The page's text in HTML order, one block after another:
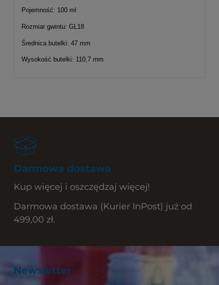
Pojemność: 100 ml
Rozmiar gwintu: GL18
Średnica butelki: 47 mm
Wysokość butelki: 110,7 mm
Darmowa dostawa
Kup więcej i oszczędzaj więcej!
Darmowa dostawa (Kurier InPost) już od
499,00 zł.
Newsletter